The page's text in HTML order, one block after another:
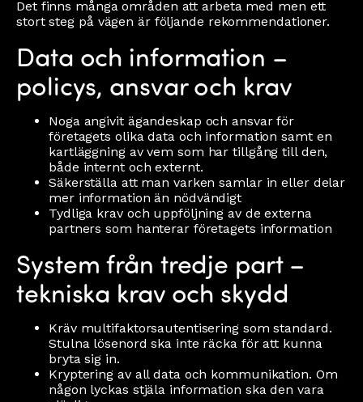
Det finns många områden att arbeta med men ett
stort steg på vägen är följande rekommendationer.
Data och information –
policys, ansvar och krav
Noga angivit ägandeskap och ansvar för
företagets olika data och information samt en
kartläggning av vem som har tillgång till den,
både internt och externt.
Säkerställa att man varken samlar in eller delar
mer information än nödvändigt
Tydliga krav och uppföljning av de externa
partners som hanterar företagets information
System från tredje part –
tekniska krav och skydd
Kräv multifaktorsautentisering som standard.
Stulna lösenord ska inte räcka för att kunna
bryta sig in.
Kryptering av all data och kommunikation. Om
någon lyckas stjäla information ska den vara